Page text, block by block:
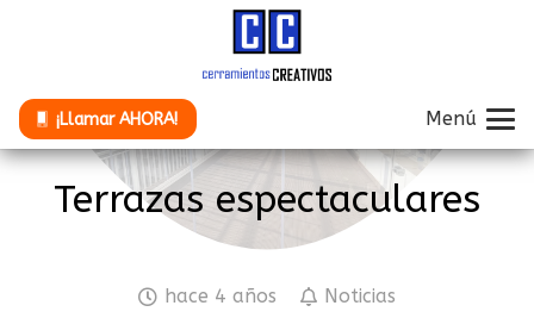
¡Llamar AHORA! Menú
Terrazas espectaculares
hace 4 años Noticias